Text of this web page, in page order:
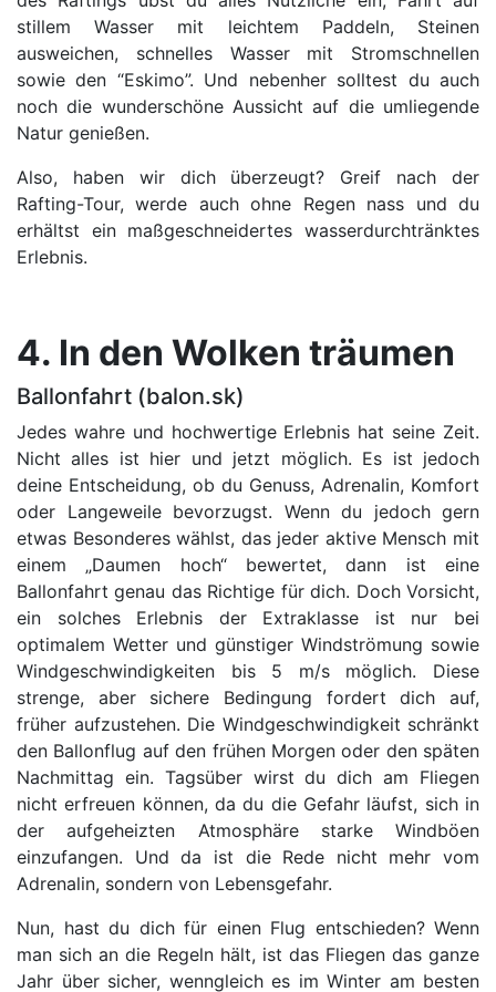
stillem Wasser mit leichtem Paddeln, Steinen
ausweichen, schnelles Wasser mit Stromschnellen
sowie den “Eskimo”. Und nebenher solltest du auch
noch die wunderschöne Aussicht auf die umliegende
Natur genießen.
Also, haben wir dich überzeugt? Greif nach der
Rafting-Tour, werde auch ohne Regen nass und du
erhältst ein maßgeschneidertes wasserdurchtränktes
Erlebnis.
4. In den Wolken träumen
Ballonfahrt (balon.sk)
Jedes wahre und hochwertige Erlebnis hat seine Zeit.
Nicht alles ist hier und jetzt möglich. Es ist jedoch
deine Entscheidung, ob du Genuss, Adrenalin, Komfort
oder Langeweile bevorzugst. Wenn du jedoch gern
etwas Besonderes wählst, das jeder aktive Mensch mit
einem „Daumen hoch“ bewertet, dann ist eine
Ballonfahrt genau das Richtige für dich. Doch Vorsicht,
ein solches Erlebnis der Extraklasse ist nur bei
optimalem Wetter und günstiger Windströmung sowie
Windgeschwindigkeiten bis 5 m/s möglich. Diese
strenge, aber sichere Bedingung fordert dich auf,
früher aufzustehen. Die Windgeschwindigkeit schränkt
den Ballonflug auf den frühen Morgen oder den späten
Nachmittag ein. Tagsüber wirst du dich am Fliegen
nicht erfreuen können, da du die Gefahr läufst, sich in
der aufgeheizten Atmosphäre starke Windböen
einzufangen. Und da ist die Rede nicht mehr vom
Adrenalin, sondern von Lebensgefahr.
Nun, hast du dich für einen Flug entschieden? Wenn
man sich an die Regeln hält, ist das Fliegen das ganze
Jahr über sicher, wenngleich es im Winter am besten